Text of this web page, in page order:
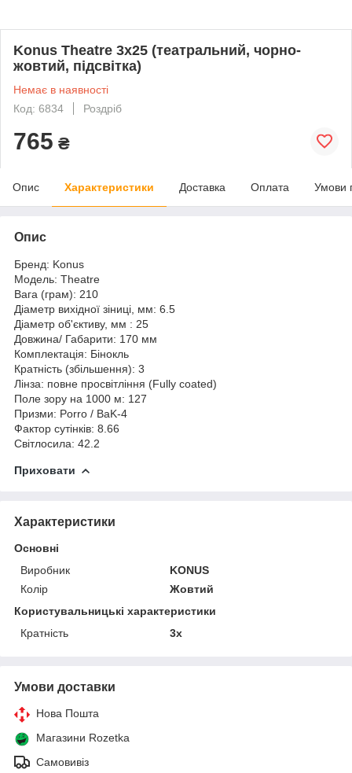
Konus Theatre 3x25 (театральний, чорно-
жовтий, підсвітка)
Немає в наявності
Код: 6834
Роздріб
765 ₴
Опис Характеристики Доставка Оплата Умови
Опис
Бренд: Konus
Модель: Theatre
Вага (грам): 210
Діаметр вихідної зіниці, мм: 6.5
Діаметр об'єктиву, мм : 25
Довжина/ Габарити: 170 мм
Комплектація: Бінокль
Кратність (збільшення): 3
Лінза: повне просвітління (Fully coated)
Поле зору на 1000 м: 127
Призми: Porro / BaK-4
Фактор сутінків: 8.66
Світлосила: 42.2
Приховати
Характеристики
Основні
Виробник
KONUS
Колір
Жовтий
Користувальницькі характеристики
Кратність
3x
Умови доставки
Нова Пошта
Магазини Rozetka
Самовивіз